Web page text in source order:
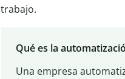
trabajo.
Qué es la
Una empresa